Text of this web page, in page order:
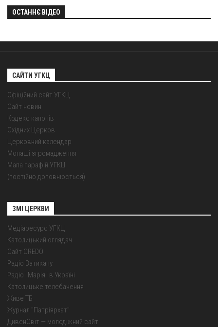
ОСТАННЄ ВІДЕО
САЙТИ УГКЦ
Офіційний сайт УГКЦ
Сайт новин
Кодекс канонів
Східних Церков
Церковний календар
Монаші згромадження
Мапа парафій УГКЦ
(постійно доповнюється)
ЗМІ ЦЕРКВИ
Медіаресурс УГКЦ
Католицький оглядач
Сайт CREDO
Радіо Ватикану
Радіо "Марія" в Україні
Католицьке телебачення
Живе ТБ
Журнал "Патріярхат"
ДивенСвіт — молодіжний сайт